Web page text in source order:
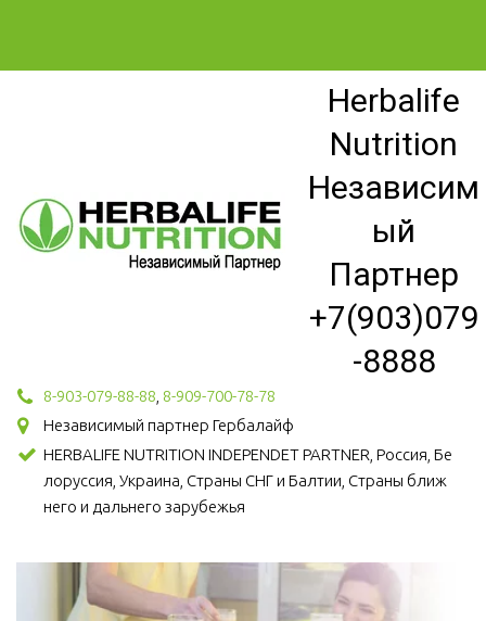
Herbalife
Nutrition
Независим
ый
Партнер
+7(903)079
-8888
8-903-079-88-88 8-909-700-78-78
Независимый партнер Гербалайф
HERBALIFE NUTRITION INDEPENDET PARTNER, Россия, Бе
лоруссия, Украина, Страны СНГ и Балтии, Страны ближ
него и дальнего зарубежья